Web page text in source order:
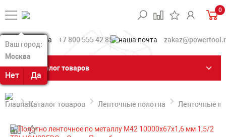
Ваш город:
Москва
Нет Да
Ваш город:
Москва
Нет Да
0
+7 800 555 42 85
Каталог товаров
Каталог товаров Ленточные полотна Ленточные